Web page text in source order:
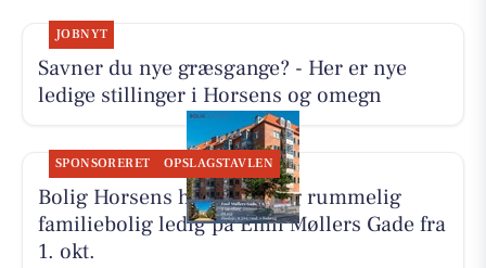
JOBNYT
Savner du nye græsgange? - Her er nye
ledige stillinger i Horsens og omegn
SPONSORERET OPSLAGSTAVLEN
Bolig Horsens har en lys og rummelig
familiebolig ledig på Emil Møllers Gade fra
1. okt.